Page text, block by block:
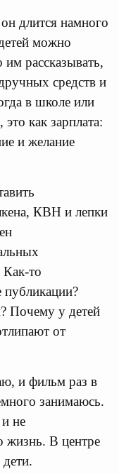
длится намного
можно
им рассказывать,
средств и
в школе или
как зарплата:
и желание
КВН и лепки
Как-то
публикации?
Почему у детей
от
и фильм раз в
занимаюсь.
не
жизнь. В центре